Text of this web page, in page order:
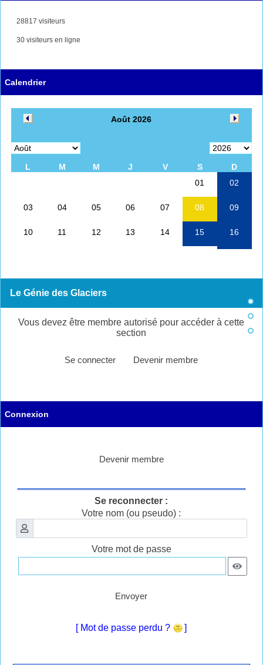
28817 visiteurs
30 visiteurs en ligne
Calendrier
Le Génie des Glaciers
Vous devez être membre autorisé pour accéder à cette
section
Se connecter Devenir membre
Connexion
Devenir membre
Se reconnecter :
Votre nom (ou pseudo) :
Votre mot de passe
Envoyer
[ Mot de passe perdu ? ]